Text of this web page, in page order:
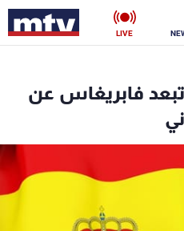
LIVE
فابريغاس عن
ناس
رياضة